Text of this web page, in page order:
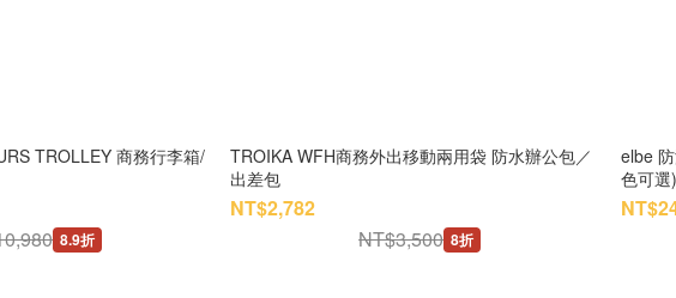
8.9折
TROIKA WFH商務外出移動兩用袋 防水辦公包／
出差包
NT$2,782
NT$3,500 8折
elbe
色可選)